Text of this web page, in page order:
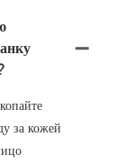
за кожей